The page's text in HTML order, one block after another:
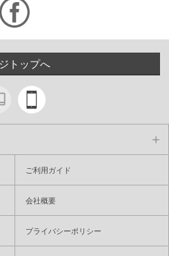
トップへ
ご利用ガイド
会社概要
プライバシーポリシー